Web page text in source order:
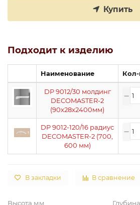
Купить
Подходит к изделию
Наименование Кол-
DP 9012/30 молдинг
DECOMASTER-2
(90х28x2400мм)
DP 9012-120/16 радиус
DECOMASTER-2 (700,
600 мм)
В закладки В сравнение
Высота мм